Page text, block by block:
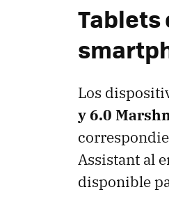
Tablets
Los
y 6.0
Assistant al
disponible